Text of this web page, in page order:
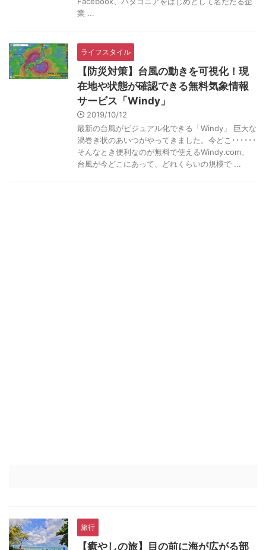
業 ...
ライフスタイル
【防災対策】台風の動きを可視化！現
在地や状態が確認できる無料気象情報
サービス「Windy」
2019/10/12
最新の台風がビジュアル化できる「Windy」 巨大な
渦巻き状のあいつがやってきました。今どこ･･････
そんなとき便利なのが無料で使えるWindy.com。
台風が今どこにあって、どれくらいの規模で ...
旅行
【癒やしの旅】目の前に海が広がる部